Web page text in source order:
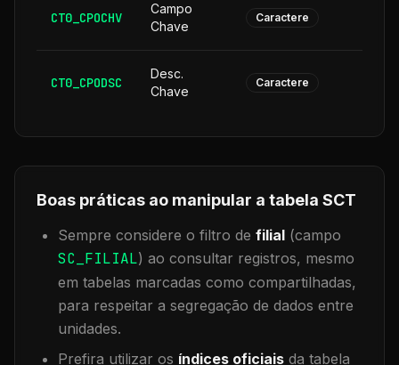
CT0_CPOCHV
Campo
Chave
Caractere
CT0_CPODSC
Desc.
Chave
Caractere
Boas práticas ao manipular a tabela SCT
Sempre considere o filtro de filial (campo
SC_FILIAL) ao consultar registros, mesmo
em tabelas marcadas como compartilhadas,
para respeitar a segregação de dados entre
unidades.
Prefira utilizar os índices oficiais da tabela